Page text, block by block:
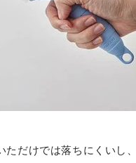
だけでは落ちにくいし